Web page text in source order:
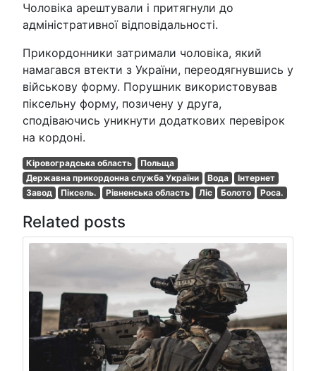
Чоловіка арештували і притягнули до
адміністративної відповідальності.
Прикордонники затримали чоловіка, який
намагався втекти з України, переодягнувшись у
військову форму. Порушник використовував
піксельну форму, позичену у друга,
сподіваючись уникнути додаткових перевірок
на кордоні.
Кіровоградська область
Польща
Державна прикордонна служба України
Вода
Інтернет
Завод
Піксель. Рівненська область Ліс Болото Роса.
Related posts